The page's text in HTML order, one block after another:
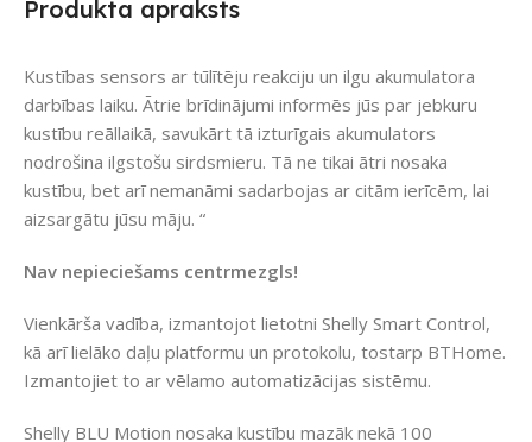
Produkta apraksts
Kustības sensors ar tūlītēju reakciju un ilgu akumulatora
darbības laiku. Ātrie brīdinājumi informēs jūs par jebkuru
kustību reāllaikā, savukārt tā izturīgais akumulators
nodrošina ilgstošu sirdsmieru. Tā ne tikai ātri nosaka
kustību, bet arī nemanāmi sadarbojas ar citām ierīcēm, lai
aizsargātu jūsu māju. “
Nav nepieciešams centrmezgls!
Vienkārša vadība, izmantojot lietotni Shelly Smart Control,
kā arī lielāko daļu platformu un protokolu, tostarp BTHome.
Izmantojiet to ar vēlamo automatizācijas sistēmu.
Shelly BLU Motion nosaka kustību mazāk nekā 100